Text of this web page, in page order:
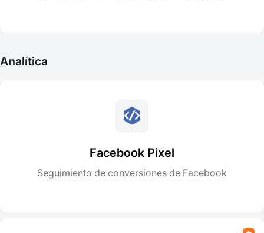
Analítica
Facebook Pixel
Seguimiento de conversiones de Facebook